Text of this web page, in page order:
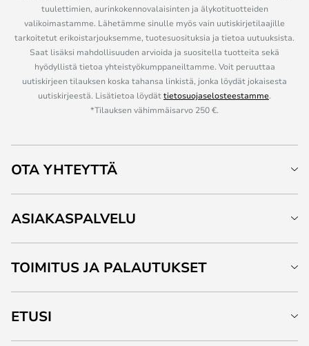
tuulettimien, aurinkokennovalaisinten ja älykotituotteiden
valikoimastamme. Lähetämme sinulle myös vain uutiskirjetilaajille
tarkoitetut erikoistarjouksemme, tuotesuosituksia ja tietoa uutuuksista.
Saat lisäksi mahdollisuuden arvioida ja suositella tuotteita sekä
hyödyllistä tietoa yhteistyökumppaneiltamme. Voit peruuttaa
uutiskirjeen tilauksen koska tahansa linkistä, jonka löydät jokaisesta
uutiskirjeestä. Lisätietoa löydättietosuojaselosteestamme.
*Tilauksen vähimmäisarvo 250 €.
OTA YHTEYTTÄ
ASIAKASPALVELU
TOIMITUS JA PALAUTUKSET
ETUSI